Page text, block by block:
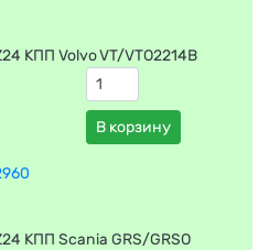
КПП Volvo VT/VTO2214B
В корзину
КПП Scania GRS/GRSO